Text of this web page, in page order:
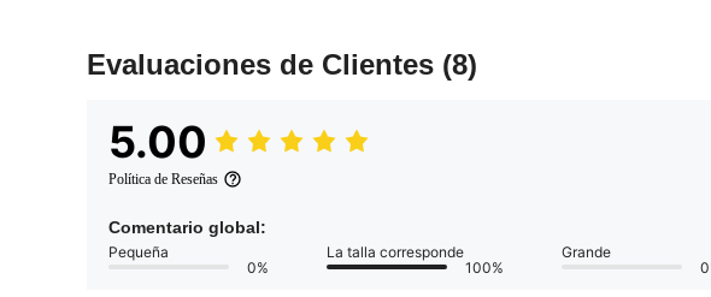
Evaluaciones de Clientes (8)
5.00
Política de Reseñas
Comentario global:
Pequeña
0%
La talla corresponde
100%
Grande